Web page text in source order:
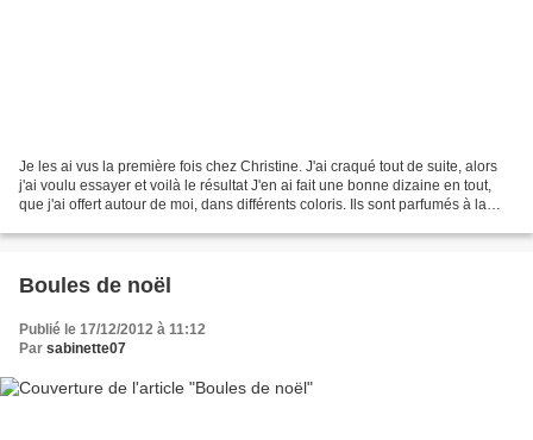
Je les ai vus la première fois chez Christine. J'ai craqué tout de suite, alors
j'ai voulu essayer et voilà le résultat J'en ai fait une bonne dizaine en tout,
que j'ai offert autour de moi, dans différents coloris. Ils sont parfumés à la
Boules de noël
Publié le 17/12/2012 à 11:12
Par sabinette07